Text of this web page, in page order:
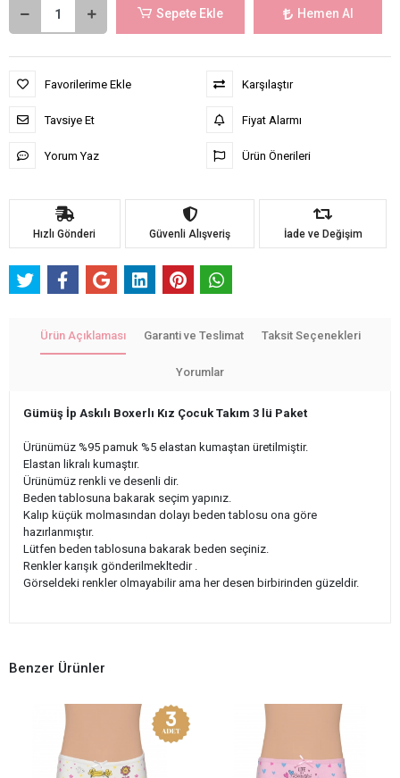
Sepete Ekle Hemen Al
Favorilerime Ekle
Tavsiye Et
Yorum Yaz
Karşılaştır
Fiyat Alarmı
Ürün Önerileri
Hızlı Gönderi Güvenli Alışveriş İade ve Değişim
Ürün Açıklaması Garanti ve Teslimat Taksit Seçenekleri
Yorumlar
Gümüş İp Askılı Boxerlı Kız Çocuk Takım 3 lü Paket
Ürünümüz %95 pamuk %5 elastan kumaştan üretilmiştir.
Elastan likralı kumaştır.
Ürünümüz renkli ve desenli dir.
Beden tablosuna bakarak seçim yapınız.
Kalıp küçük molmasından dolayı beden tablosu ona göre
hazırlanmıştır.
Lütfen beden tablosuna bakarak beden seçiniz.
Renkler karışık gönderilmekltedir .
Görseldeki renkler olmayabilir ama her desen birbirinden güzeldir.
Benzer Ürünler